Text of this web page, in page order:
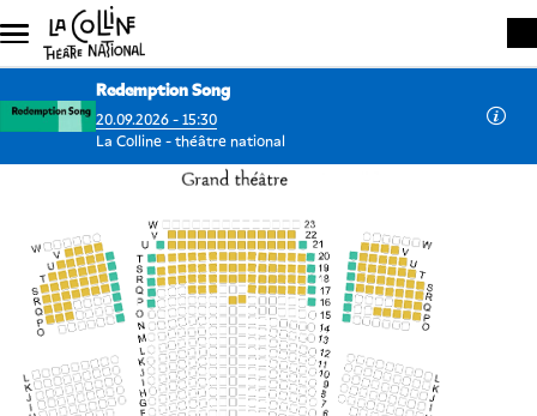
Aller au contenu principal
Redemption Song
20.09.2026 - 15:30
La Colline - théâtre national